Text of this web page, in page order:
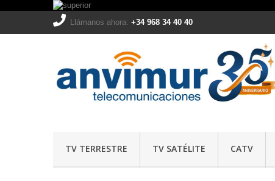
Llámanos ahora: +34 968 34 40 40
TV TERRESTRE TV SATÉLITE CATV